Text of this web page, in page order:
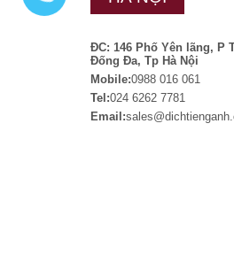
ĐC: 146 Phố Yên lãng, P
Đống Đa, Tp Hà Nội
Mobile:0988 016 061
Tel:024 6262 7781
Email: